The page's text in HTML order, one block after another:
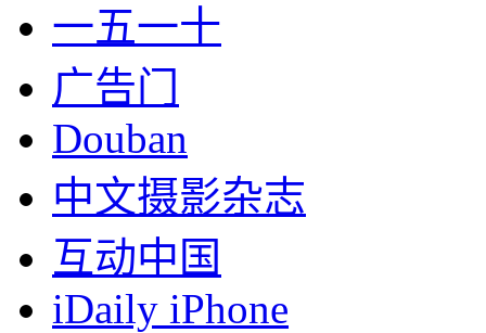
一五一十
广告门
Douban
中文摄影杂志
互动中国
iDaily iPhone